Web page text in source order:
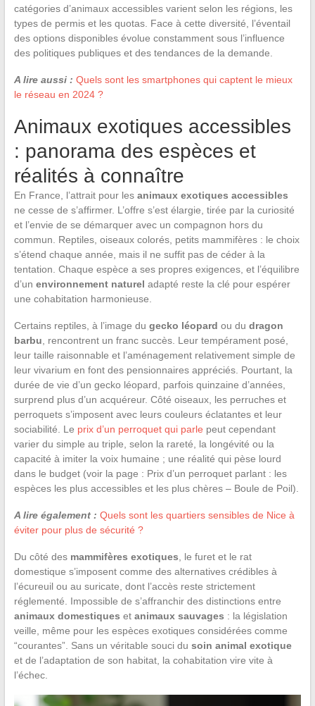
catégories d’animaux accessibles varient selon les régions, les
types de permis et les quotas. Face à cette diversité, l’éventail
des options disponibles évolue constamment sous l’influence
des politiques publiques et des tendances de la demande.
A lire aussi : Quels sont les smartphones qui captent le mieux
le réseau en 2024 ?
Animaux exotiques accessibles
: panorama des espèces et
réalités à connaître
En France, l’attrait pour les animaux exotiques accessibles
ne cesse de s’affirmer. L’offre s’est élargie, tirée par la curiosité
et l’envie de se démarquer avec un compagnon hors du
commun. Reptiles, oiseaux colorés, petits mammifères : le choix
s’étend chaque année, mais il ne suffit pas de céder à la
tentation. Chaque espèce a ses propres exigences, et l’équilibre
d’un environnement naturel adapté reste la clé pour espérer
une cohabitation harmonieuse.
Certains reptiles, à l’image du gecko léopard ou du dragon
barbu , rencontrent un franc succès. Leur tempérament posé,
leur taille raisonnable et l’aménagement relativement simple de
leur vivarium en font des pensionnaires appréciés. Pourtant, la
durée de vie d’un gecko léopard, parfois quinzaine d’années,
surprend plus d’un acquéreur. Côté oiseaux, les perruches et
perroquets s’imposent avec leurs couleurs éclatantes et leur
sociabilité. Le prix d’un perroquet qui parle peut cependant
varier du simple au triple, selon la rareté, la longévité ou la
capacité à imiter la voix humaine ; une réalité qui pèse lourd
dans le budget (voir la page : Prix d’un perroquet parlant : les
espèces les plus accessibles et les plus chères – Boule de Poil).
A lire également : Quels sont les quartiers sensibles de Nice à
éviter pour plus de sécurité ?
Du côté des mammifères exotiques , le furet et le rat
domestique s’imposent comme des alternatives crédibles à
l’écureuil ou au suricate, dont l’accès reste strictement
réglementé. Impossible de s’affranchir des distinctions entre
animaux domestiques et animaux sauvages : la législation
veille, même pour les espèces exotiques considérées comme
“courantes”. Sans un véritable souci du soin animal exotique
et de l’adaptation de son habitat, la cohabitation vire vite à
l’échec.